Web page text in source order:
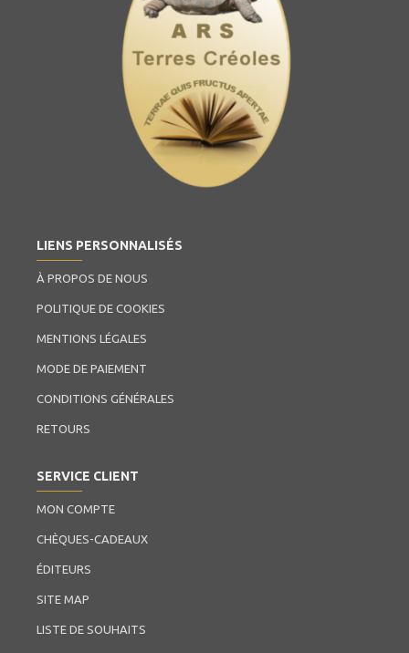
LIENS PERSONNALISÉS
À PROPOS DE NOUS
POLITIQUE DE COOKIES
MENTIONS LÉGALES
MODE DE PAIEMENT
CONDITIONS GÉNÉRALES
RETOURS
SERVICE CLIENT
MON COMPTE
CHÈQUES-CADEAUX
ÉDITEURS
SITE MAP
LISTE DE SOUHAITS